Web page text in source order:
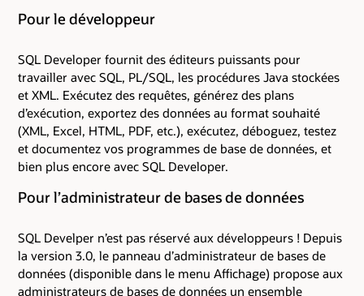
Pour le développeur
SQL Developer fournit des éditeurs puissants pour
travailler avec SQL, PL/SQL, les procédures Java stockées
et XML. Exécutez des requêtes, générez des plans
d’exécution, exportez des données au format souhaité
(XML, Excel, HTML, PDF, etc.), exécutez, déboguez, testez
et documentez vos programmes de base de données, et
bien plus encore avec SQL Developer.
Pour l’administrateur de bases de données
SQL Develper n’est pas réservé aux développeurs ! Depuis
la version 3.0, le panneau d’administrateur de bases de
données (disponible dans le menu Affichage) propose aux
administrateurs de bases de données un ensemble